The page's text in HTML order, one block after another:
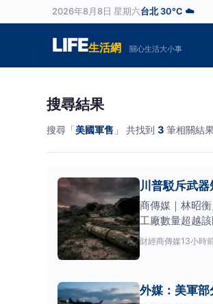
2026年8月8日 星期六台北 30°C ☁️
LIFE生活網 關心生活大小事
搜尋結果
搜尋「美國軍售 」 共找到 3 筆相關結果
川普駁斥武
商傳媒｜林昭
工廠數量超越
財經商傳媒13小時
外媒：美軍